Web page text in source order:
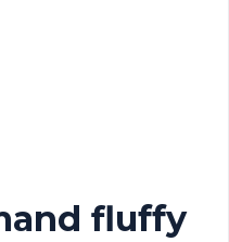
fluffy